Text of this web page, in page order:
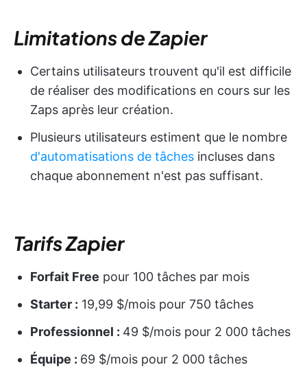
Limitations de Zapier
Certains utilisateurs trouvent qu'il est difficile
de réaliser des modifications en cours sur les
Zaps après leur création.
Plusieurs utilisateurs estiment que le nombre
d'automatisations de tâches incluses dans
chaque abonnement n'est pas suffisant.
Tarifs Zapier
Forfait Free pour 100 tâches par mois
Starter : 19,99 $/mois pour 750 tâches
Professionnel : 49 $/mois pour 2 000 tâches
Équipe : 69 $/mois pour 2 000 tâches